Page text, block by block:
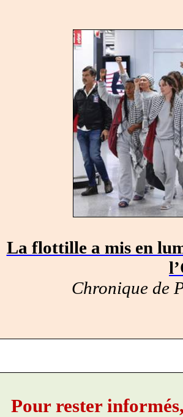
La flottille a mis en
Chronique de
Pour rester